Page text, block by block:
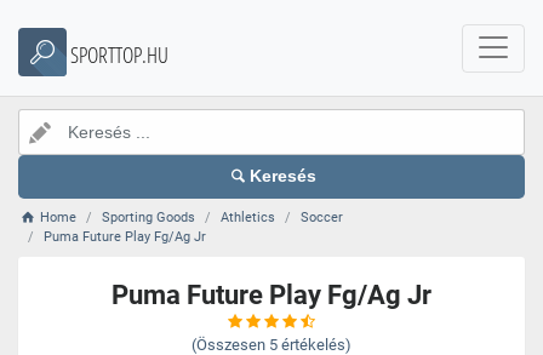
SPORTTOP.HU
Keresés
Home Sporting Goods Athletics
Soccer
Puma Future Play Fg/Ag Jr
Puma Future Play Fg/Ag Jr
(Összesen 5 értékelés)